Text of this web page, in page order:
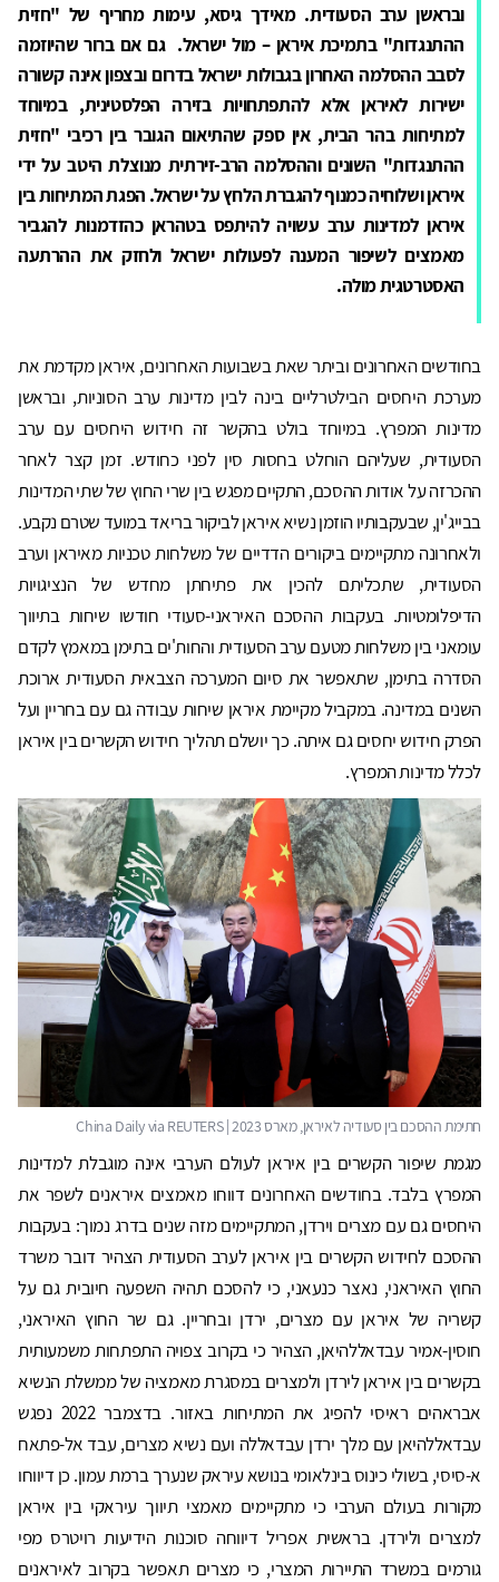
ובראשן ערב הסעודית. מאידך גיסא, עימות מחריף של "חזית
ההתנגדות" בתמיכת איראן – מול ישראל. גם אם ברור שהיוזמה
לסבב ההסלמה האחרון בגבולות ישראל בדרום ובצפון אינה קשורה
ישירות לאיראן אלא להתפתחויות בזירה הפלסטינית, במיוחד
למתיחות בהר הבית, אין ספק שהתיאום הגובר בין רכיבי "חזית
ההתנגדות" השונים וההסלמה הרב-זירתית מנוצלת היטב על ידי
איראן ושלוחיה כמנוף להגברת הלחץ על ישראל. הפגת המתיחות בין
איראן למדינות ערב עשויה להיתפס בטהראן כהזדמנות להגביר
מאמצים לשיפור המענה לפעולות ישראל ולחזק את ההרתעה
האסטרטגית מולה.
בחודשים האחרונים וביתר שאת בשבועות האחרונים, איראן מקדמת את
מערכת היחסים הבילטרליים בינה לבין מדינות ערב הסוניות, ובראשן
מדינות המפרץ. במיוחד בולט בהקשר זה חידוש היחסים עם ערב
הסעודית, שעליהם הוחלט בחסות סין לפני כחודש. זמן קצר לאחר
ההכרזה על אודות ההסכם, התקיים מפגש בין שרי החוץ של שתי המדינות
בבייג'ין, שבעקבותיו הוזמן נשיא איראן לביקור בריאד במועד שטרם נקבע.
ולאחרונה מתקיימים ביקורים הדדיים של משלחות טכניות מאיראן וערב
הסעודית, שתכליתם להכין את פתיחתן מחדש של הנציגויות
הדיפלומטיות. בעקבות ההסכם האיראני-סעודי חודשו שיחות בתיווך
עומאני בין משלחות מטעם ערב הסעודית והחות'ים בתימן במאמץ לקדם
הסדרה בתימן, שתאפשר את סיום המערכה הצבאית הסעודית ארוכת
השנים במדינה. במקביל מקיימת איראן שיחות עבודה גם עם בחריין ועל
הפרק חידוש יחסים גם איתה. כך יושלם תהליך חידוש הקשרים בין איראן
לכלל מדינות המפרץ.
מגמת שיפור הקשרים בין איראן לעולם הערבי אינה מוגבלת למדינות
המפרץ בלבד. בחודשים האחרונים דווחו מאמצים איראנים לשפר את
היחסים גם עם מצרים וירדן, המתקיימים מזה שנים בדרג נמוך: בעקבות
ההסכם לחידוש הקשרים בין איראן לערב הסעודית הצהיר דובר משרד
החוץ האיראני, נאצר כנעאני, כי להסכם תהיה השפעה חיובית גם על
קשריה של איראן עם מצרים, ירדן ובחריין. גם שר החוץ האיראני,
חוסין-אמיר עבדאללהיאן, הצהיר כי בקרוב צפויה התפתחות משמעותית
בקשרים בין איראן לירדן ולמצרים במסגרת מאמציה של ממשלת הנשיא
אבראהים ראיסי להפיג את המתיחות באזור. בדצמבר 2022 נפגש
עבדאללהיאן עם מלך ירדן עבדאללה ועם נשיא מצרים, עבד אל-פתאח
א-סיסי, בשולי כינוס בינלאומי בנושא עיראק שנערך ברמת עמון. כן דיווחו
מקורות בעולם הערבי כי מתקיימים מאמצי תיווך עיראקי בין איראן
למצרים ולירדן. בראשית אפריל דיווחה סוכנות הידיעות רויטרס מפי
גורמים במשרד התיירות המצרי, כי מצרים תאפשר בקרוב לאיראנים